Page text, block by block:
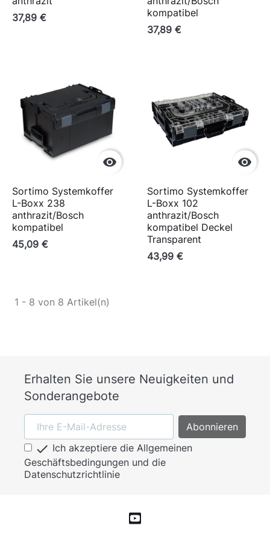
37,89 €
kompatibel
37,89 €

Sortimo Systemkoffer
L-Boxx 238
anthrazit/Bosch
kompatibel
45,09 €

Sortimo Systemkoffer
L-Boxx 102
anthrazit/Bosch
kompatibel Deckel
Transparent
43,99 €
1 - 8 von 8 Artikel(n)
Erhalten Sie unsere Neuigkeiten und
Sonderangebote
 Ich akzeptiere die Allgemeinen
Geschäftsbedingungen und die
Datenschutzrichtlinie